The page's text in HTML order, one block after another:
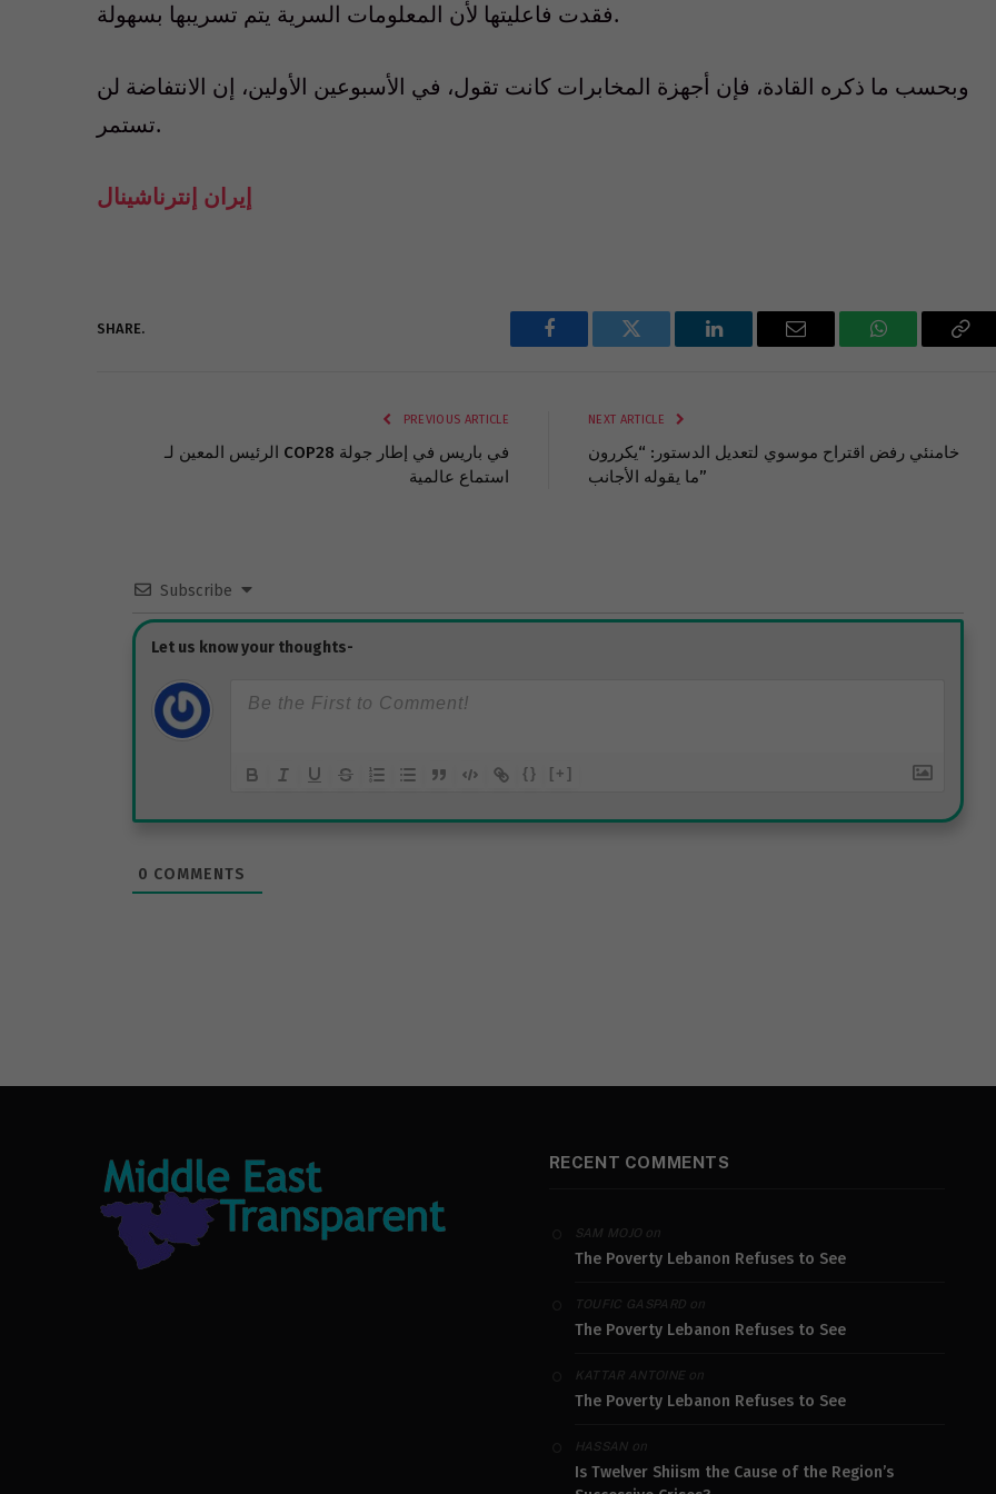
فقدت فاعليتها لأن المعلومات السرية يتم تسريبها بسهولة.
وبحسب ما ذكره القادة، فإن أجهزة المخابرات كانت تقول، في الأسبوعين الأولين، إن الانتفاضة لن
تستمر.
إيران إنترناشينال
SHARE.
Facebook Twitter LinkedIn Email WhatsApp
PREVIOUS ARTICLE
الرئيس المعين لـ COP28 في باريس في إطار جولة
استماع عالمية
NEXT ARTICLE
خامنئي رفض اقتراح موسوي لتعديل الدستور: “يكررون
ما يقوله الأجانب”
Subscribe
{} [+]
0 COMMENTS
RECENT COMMENTS
SAM MOJO on
The Poverty Lebanon Refuses to See
TOUFIC GASPARD on
The Poverty Lebanon Refuses to See
KATTAR ANTOINEon
The Poverty Lebanon Refuses to See
HASSANon
Is Twelver Shiism the Cause of the Region’s